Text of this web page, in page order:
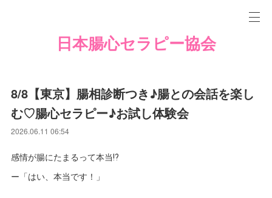
日本腸心セラピー協会
8/8【東京】腸相診断つき♪腸との会話を楽し
む♡腸心セラピー♪お試し体験会
2026.06.11 06:54
感情が腸にたまるって本当⁉️
ー「はい、本当です！」